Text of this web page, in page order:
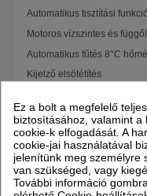
Automatikus tisztítási funkció
Motoros vízszintes és
Automatikus fűtés 8°C
Kijelző elsötétítés
Automata újraindulás
Felhasználóbarát funkciók
A 6 külön szabályozható
szuperfűtés funkciókkal is
vagy fűtéséhez. Smart
pillanatnyilag szükséges
Ez a bolt a megfelelő
biztosításához, valamint
cookie-k elfogadását. A
cookie-jai használatával
jelenítünk meg személyre
van szükséged, vagy
További információ